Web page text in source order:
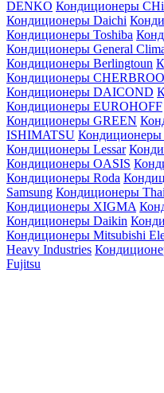
DENKO Кондиционеры
Кондиционеры Daichi
Кондиционеры Toshiba
Кондиционеры General
Кондиционеры Berlingtoun
Кондиционеры
Кондиционеры DAICOND
Кондиционеры EUROHOFF
Кондиционеры GREEN
ISHIMATSU
Кондиционеры Lessar
Кондиционеры OASIS
Кондиционеры Roda
Samsung Кондиционеры
Кондиционеры XIGMA
Кондиционеры Daikin
Кондиционеры Mitsubishi
Heavy Industries
Fujitsu